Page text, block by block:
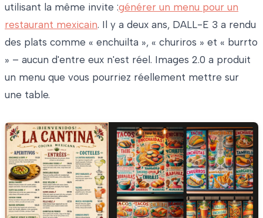
utilisant la même invite :générer un menu pour un
restaurant mexicain. Il y a deux ans, DALL-E 3 a rendu
des plats comme « enchuilta », « churiros » et « burrto
» – aucun d'entre eux n'est réel. Images 2.0 a produit
un menu que vous pourriez réellement mettre sur
une table.